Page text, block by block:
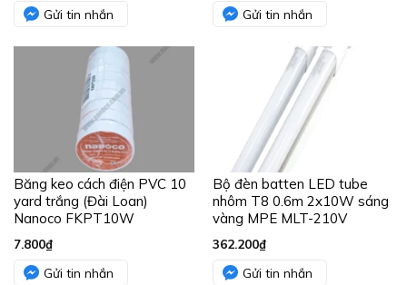
Gửi tin nhắn
Gửi tin nhắn
Băng keo cách điện PVC 10
yard trắng (Đài Loan)
Nanoco FKPT10W
7.800₫
Gửi tin nhắn
Bộ đèn batten LED tube
nhôm T8 0.6m 2x10W sáng
vàng MPE MLT-210V
362.200₫
Gửi tin nhắn